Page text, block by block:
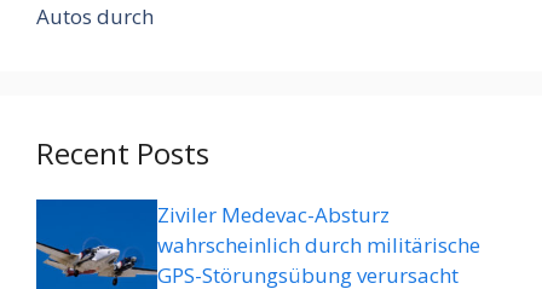
Autos durch
Recent Posts
Ziviler Medevac-Absturz
wahrscheinlich durch militärische
GPS-Störungsübung verursacht